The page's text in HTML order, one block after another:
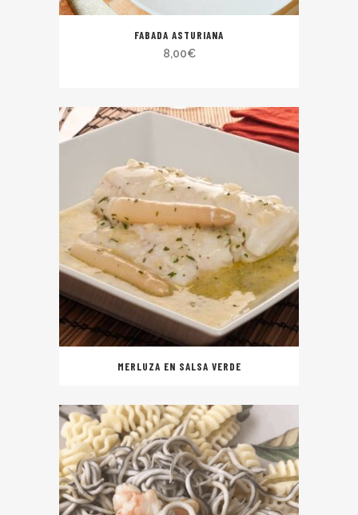
FABADA ASTURIANA
8,00€
MERLUZA EN SALSA VERDE